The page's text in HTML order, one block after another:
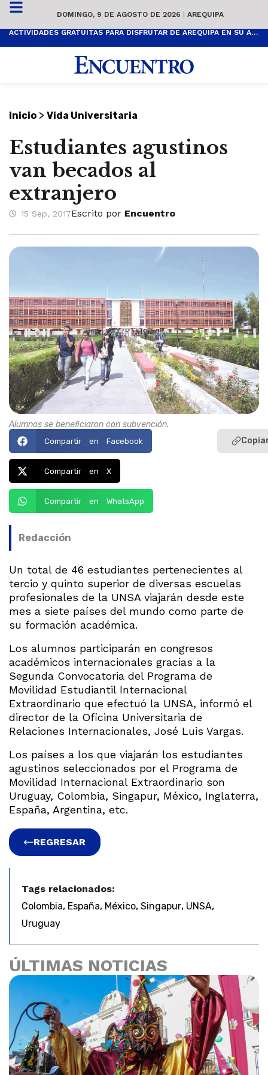
DOMINGO, 9 DE AGOSTO DE 2026 | AREQUIPA
ACTIVIDADES GRATUITAS PARA DISFRUTAR DE AREQUIPA EN SU ANIVERSARIO
Inicio > Vida Universitaria
Estudiantes agustinos
van becados al
extranjero
15 Sep, 2017Escrito por Encuentro
Alumnos se beneficiaron con subvención.
Compartir en Facebook
Compartir en X
Compartir en WhatsApp
Redacción
Un total de 46 estudiantes pertenecientes al
tercio y quinto superior de diversas escuelas
profesionales de la UNSA viajarán desde este
mes a siete países del mundo como parte de
su formación académica.
Los alumnos participarán en congresos
académicos internacionales gracias a la
Segunda Convocatoria del Programa de
Movilidad Estudiantil Internacional
Extraordinario que efectuó la UNSA, informó el
director de la Oficina Universitaria de
Relaciones Internacionales, José Luis Vargas.
Los países a los que viajarán los estudiantes
agustinos seleccionados por el Programa de
Movilidad Internacional Extraordinario son
Uruguay, Colombia, Singapur, México, Inglaterra,
España, Argentina, etc.
REGRESAR
Tags relacionados:
Colombia, España, México, Singapur, UNSA,
Uruguay
ÚLTIMAS NOTICIAS